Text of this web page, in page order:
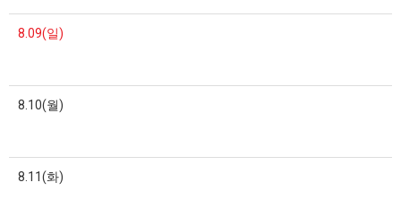
8.09(일)
8.10(월)
8.11(화)